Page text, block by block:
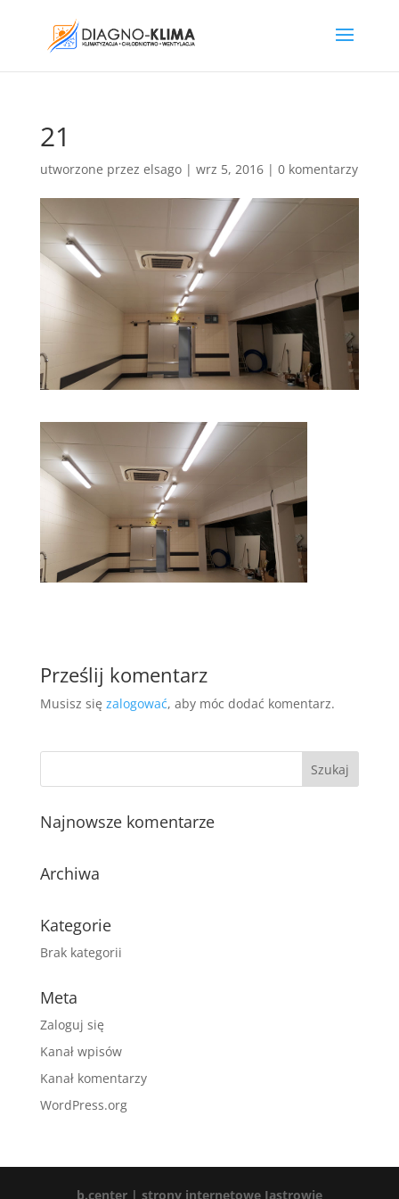
21
utworzone przez elsago| wrz 5, 2016| 0 komentarzy
Prześlij komentarz
Musisz się zalogować, aby móc dodać komentarz.
Najnowsze komentarze
Archiwa
Kategorie
Brak kategorii
Meta
Zaloguj się
Kanał wpisów
Kanał komentarzy
WordPress.org
b.center | strony internetowe Jastrowie